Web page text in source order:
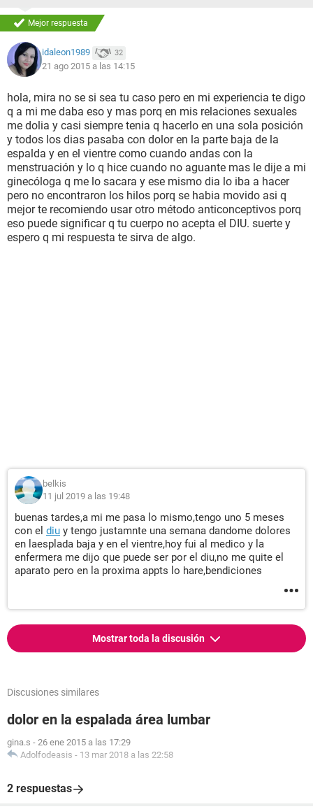
Mejor respuesta
idaleon1989 32
21 ago 2015 a las 14:15
hola, mira no se si sea tu caso pero en mi experiencia te digo
q a mi me daba eso y mas porq en mis relaciones sexuales
me dolia y casi siempre tenia q hacerlo en una sola posición
y todos los dias pasaba con dolor en la parte baja de la
espalda y en el vientre como cuando andas con la
menstruación y lo q hice cuando no aguante mas le dije a mi
ginecóloga q me lo sacara y ese mismo dia lo iba a hacer
pero no encontraron los hilos porq se habia movido asi q
mejor te recomiendo usar otro método anticonceptivos porq
eso puede significar q tu cuerpo no acepta el DIU. suerte y
espero q mi respuesta te sirva de algo.
belkis
11 jul 2019 a las 19:48
buenas tardes,a mi me pasa lo mismo,tengo uno 5 meses
con el diu y tengo justamnte una semana dandome dolores
en laesplada baja y en el vientre,hoy fui al medico y la
enfermera me dijo que puede ser por el diu,no me quite el
aparato pero en la proxima appts lo hare,bendiciones
Mostrar toda la discusión
Discusiones similares
dolor en la espalada área lumbar
gina.s - 26 ene 2015 a las 17:29
Adolfodeasis - 13 mar 2018 a las 22:58
2 respuestas